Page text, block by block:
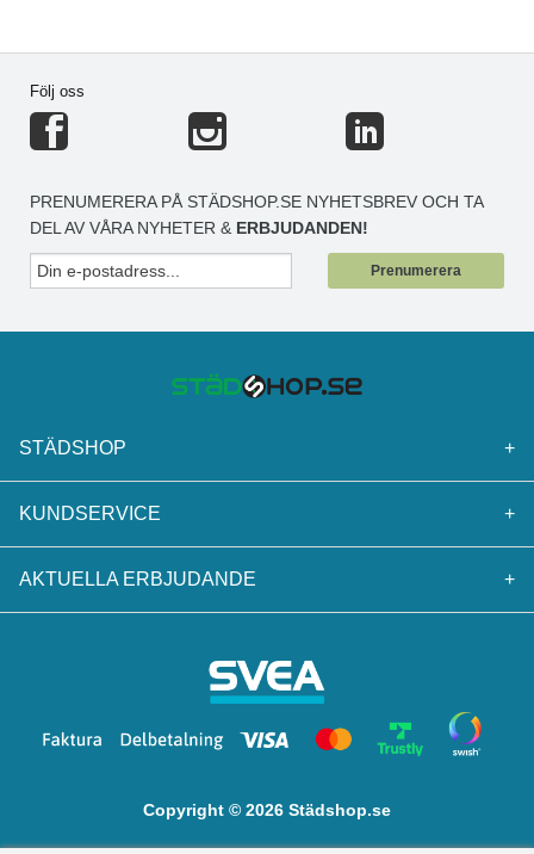
Följ oss
PRENUMERERA PÅ STÄDSHOP.SE NYHETSBREV OCH TA
DEL AV VÅRA NYHETER & ERBJUDANDEN!
Prenumerera
STÄDSHOP +
KUNDSERVICE +
AKTUELLA ERBJUDANDE +
Copyright © 2026 Städshop.se